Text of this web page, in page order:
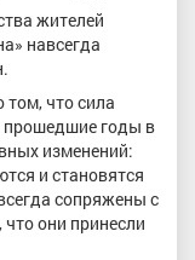
жителей
навсегда
что сила
прошедшие годы в
изменений:
и становятся
сопряжены с
они принесли